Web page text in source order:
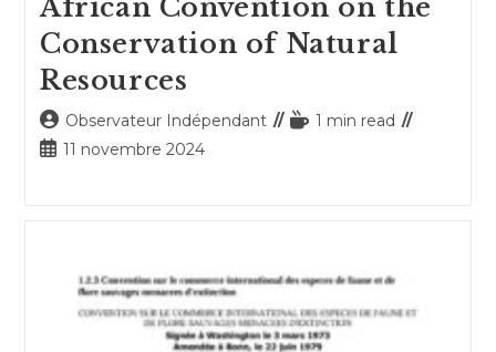
African Convention on the
Conservation of Natural
Resources
Auteur/autrice
de
Observateur Indépendant
Temps1 min read
Publication
11 novembre 2024